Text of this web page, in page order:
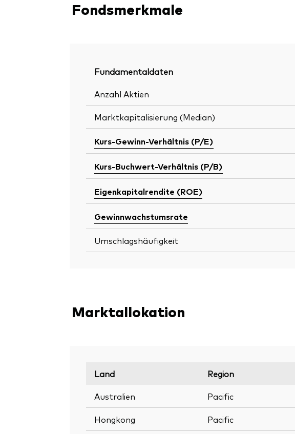
Fondsmerkmale
Fundamentaldaten
Anzahl Aktien
Marktkapitalisierung (Median)
Kurs-Gewinn-Verhältnis (P/E)
Kurs-Buchwert-Verhältnis (P/B)
Eigenkapitalrendite (ROE)
Gewinnwachstumsrate
Umschlagshäufigkeit
Marktallokation
Land Region
Australien
Pacific
Hongkong Pacific